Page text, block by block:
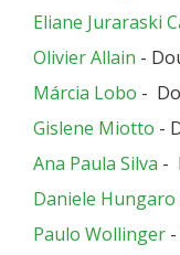
Eliane Juraraski
Olivier Allain -
Márcia Lobo -
Gislene Miotto -
Ana Paula Silva -
Daniele Hungaro
Paulo Wollinger